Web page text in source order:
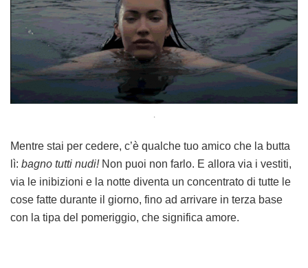
.
Mentre stai per cedere, c’è qualche tuo amico che la butta
lì: bagno tutti nudi! Non puoi non farlo. E allora via i vestiti,
via le inibizioni e la notte diventa un concentrato di tutte le
cose fatte durante il giorno, fino ad arrivare in terza base
con la tipa del pomeriggio, che significa amore.